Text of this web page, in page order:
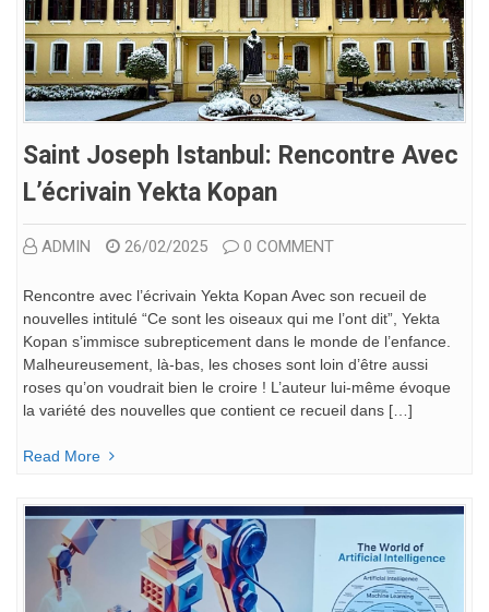
Saint Joseph Istanbul: Rencontre Avec
L’écrivain Yekta Kopan
ADMIN 26/02/2025 0 COMMENT
Rencontre avec l’écrivain Yekta Kopan Avec son recueil de
nouvelles intitulé “Ce sont les oiseaux qui me l’ont dit”, Yekta
Kopan s’immisce subrepticement dans le monde de l’enfance.
Malheureusement, là-bas, les choses sont loin d’être aussi
roses qu’on voudrait bien le croire ! L’auteur lui-même évoque
la variété des nouvelles que contient ce recueil dans […]
Read More